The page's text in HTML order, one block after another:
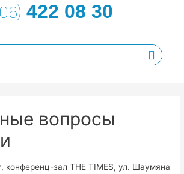
422 08 30
вопросы
конференц-зал THE TIMES, ул. Шаумяна